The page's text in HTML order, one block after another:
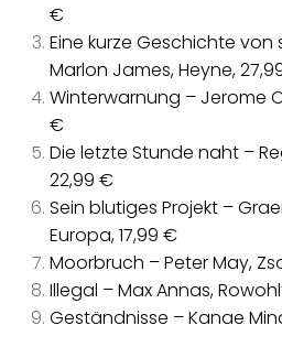
€
Eine kurze Geschichte
Marlon James, Heyne,
Winterwarnung – Jerome
€
Die letzte Stunde naht –
22,99 €
Sein blutiges Projekt –
Europa, 17,99 €
Moorbruch – Peter May,
Illegal – Max Annas,
Geständnisse – Kanae